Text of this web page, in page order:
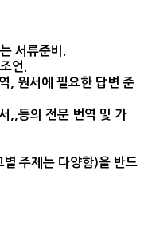
서류준비.
언.
, 원서에 필요한 답변 준
,,등의 전문 번역 및 가
주제는 다양함)을 반드